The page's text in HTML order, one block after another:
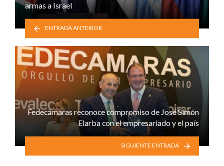
armas a Israel
ENTRADA ANTERIOR
Fedecámaras reconoce compromiso de José Simón
Elarba con el empresariado y el país
SIGUIENTE ENTRADA